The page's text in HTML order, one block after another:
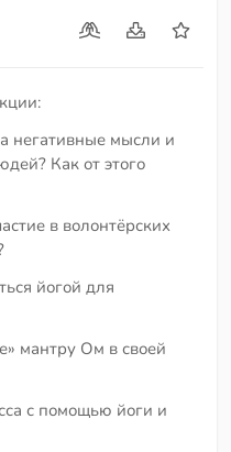
негативные мысли и
Как от этого
в волонтёрских
йогой для
мантру Ом в своей
с помощью йоги и